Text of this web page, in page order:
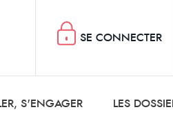
S'ENGAGER LES
SE CONNECTER